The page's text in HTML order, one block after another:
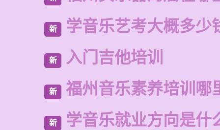
新 学音乐艺考大概多少
新 入门吉他培训
新 福州音乐素养培训哪
新 学音乐就业方向是什